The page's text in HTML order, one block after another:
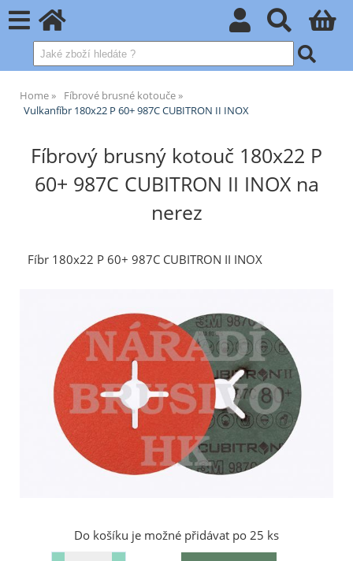
Home
Fíbrové brusné kotouče
Vulkanfíbr 180x22 P 60+ 987C CUBITRON II INOX
Fíbrový brusný kotouč 180x22 P
60+ 987C CUBITRON II INOX na
nerez
Fíbr 180x22 P 60+ 987C CUBITRON II INOX
Do košíku je možné přidávat po 25 ks